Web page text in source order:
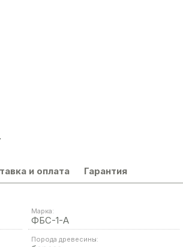
и оплата Гарантия
Марка:
ФБС-1-А
Порода древесины: